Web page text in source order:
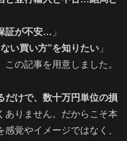
」
証が不安… 」
い買い方”を知りたい 」
の記事を用意しました。
だけで、数十万円単位の損
ありません。だからこそ本
覚やイメージではなく、